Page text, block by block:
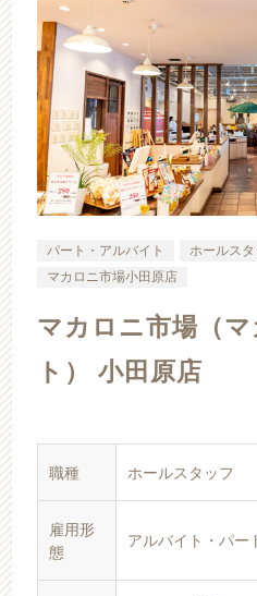
パート・アルバイト
ホールス
マカロニ市場小田原店
マカロニ市場（
ト） 小田原店
職種 ホールスタッフ
雇用形
態
アルバイト・パー